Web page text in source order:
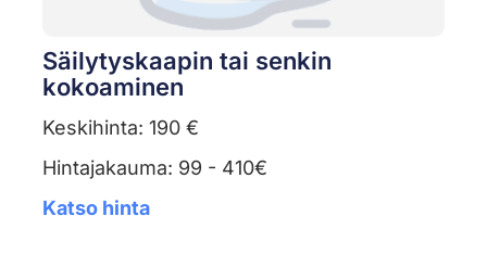
Säilytyskaapin tai senkin
kokoaminen
Keskihinta: 190 €
Hintajakauma: 99 - 410€
Katso hinta